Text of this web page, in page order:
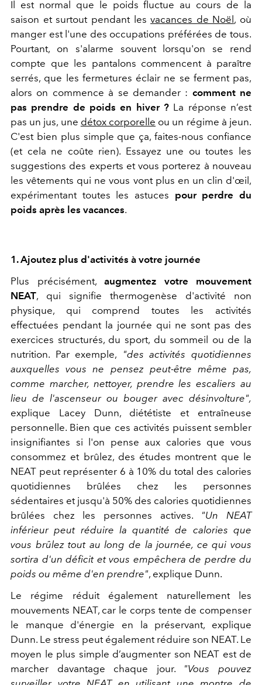
Il est normal que le poids fluctue au cours de la
saison et surtout pendant lesvacances de Noël, où
manger est l'une des occupations préférées de tous.
Pourtant, on s'alarme souvent lorsqu'on se rend
compte que les pantalons commencent à paraître
serrés, que les fermetures éclair ne se ferment pas,
alors on commence à se demander : comment ne
pas prendre de poids en hiver ? La réponse n’est
pas un jus, une détox corporelle ou un régime à jeun.
C'est bien plus simple que ça, faites-nous confiance
(et cela ne coûte rien). Essayez une ou toutes les
suggestions des experts et vous porterez à nouveau
les vêtements qui ne vous vont plus en un clin d'œil,
expérimentant toutes les astuces pour perdre du
poids après les vacances.
1. Ajoutez plus d'activités à votre journée
Plus précisément, augmentez votre mouvement
NEAT, qui signifie thermogenèse d'activité non
physique, qui comprend toutes les activités
effectuées pendant la journée qui ne sont pas des
exercices structurés, du sport, du sommeil ou de la
nutrition. Par exemple, "des activités quotidiennes
auxquelles vous ne pensez peut-être même pas,
comme marcher, nettoyer, prendre les escaliers au
lieu de l'ascenseur ou bouger avec désinvolture",
explique Lacey Dunn, diététiste et entraîneuse
personnelle. Bien que ces activités puissent sembler
insignifiantes si l'on pense aux calories que vous
consommez et brûlez, des études montrent que le
NEAT peut représenter 6 à 10% du total des calories
quotidiennes brûlées chez les personnes
sédentaires et jusqu'à 50% des calories quotidiennes
brûlées chez les personnes actives. "Un NEAT
inférieur peut réduire la quantité de calories que
vous brûlez tout au long de la journée, ce qui vous
sortira d'un déficit et vous empêchera de perdre du
poids ou même d'en prendre", explique Dunn.
Le régime réduit également naturellement les
mouvements NEAT, car le corps tente de compenser
le manque d'énergie en la préservant, explique
Dunn. Le stress peut également réduire son NEAT. Le
moyen le plus simple d’augmenter son NEAT est de
marcher davantage chaque jour. "Vous pouvez